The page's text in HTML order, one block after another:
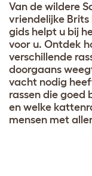
Van de wildere
vriendelijke
gids helpt u bij
voor u. Ontdek
verschillende
doorgaans
vacht nodig
rassen die goed
en welke
mensen met